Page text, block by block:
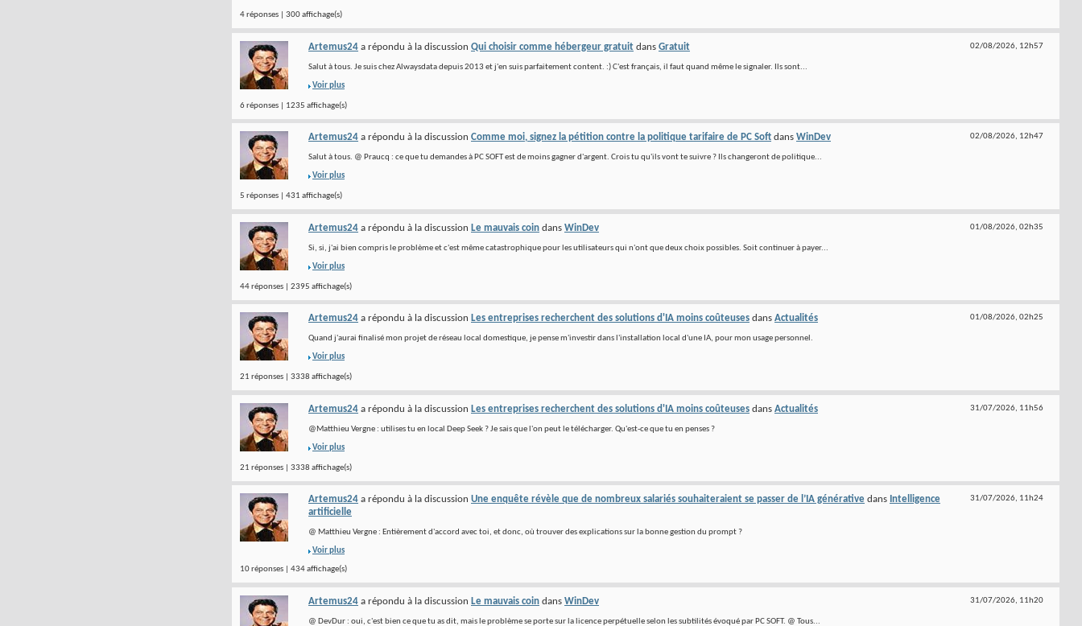
4 réponses | 300 affichage(s)
02/08/2026, 12h57
Artemus24 a répondu à la discussion Qui choisir comme hébergeur gratuit dans Gratuit
Salut à tous. Je suis chez Alwaysdata depuis 2013 et j'en suis parfaitement content. :) C'est français, il faut quand même le signaler. Ils sont...
Voir plus
6 réponses | 1235 affichage(s)
02/08/2026, 12h47
Artemus24 a répondu à la discussion Comme moi, signez la pétition contre la politique tarifaire de PC Soft dans WinDev
Salut à tous. @ Praucq : ce que tu demandes à PC SOFT est de moins gagner d'argent. Crois tu qu'ils vont te suivre ? Ils changeront de politique...
Voir plus
5 réponses | 431 affichage(s)
01/08/2026, 02h35
Artemus24 a répondu à la discussion Le mauvais coin dans WinDev
Si, si, j'ai bien compris le problème et c'est même catastrophique pour les utilisateurs qui n'ont que deux choix possibles. Soit continuer à payer...
Voir plus
44 réponses | 2395 affichage(s)
01/08/2026, 02h25
Artemus24 a répondu à la discussion Les entreprises recherchent des solutions d'IA moins coûteuses dans Actualités
Quand j'aurai finalisé mon projet de réseau local domestique, je pense m'investir dans l'installation local d'une IA, pour mon usage personnel.
Voir plus
21 réponses | 3338 affichage(s)
31/07/2026, 11h56
Artemus24 a répondu à la discussion Les entreprises recherchent des solutions d'IA moins coûteuses dans Actualités
@Matthieu Vergne : utilises tu en local Deep Seek ? Je sais que l'on peut le télécharger. Qu'est-ce que tu en penses ?
Voir plus
21 réponses | 3338 affichage(s)
31/07/2026, 11h24
Artemus24 a répondu à la discussion Une enquête révèle que de nombreux salariés souhaiteraient se passer de l’IA générative dans Intelligence
artificielle
@ Matthieu Vergne : Entièrement d'accord avec toi, et donc, où trouver des explications sur la bonne gestion du prompt ?
Voir plus
10 réponses | 434 affichage(s)
31/07/2026, 11h20
Artemus24 a répondu à la discussion Le mauvais coin dans WinDev
@ DevDur : oui, c'est bien ce que tu as dit, mais le problème se porte sur la licence perpétuelle selon les subtilités évoqué par PC SOFT. @ Tous...